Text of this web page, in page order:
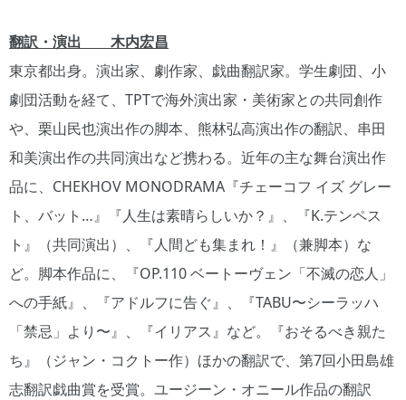
翻訳・演出 木内宏昌
東京都出身。演出家、劇作家、戯曲翻訳家。学生劇団、小
劇団活動を経て、TPTで海外演出家・美術家との共同創作
や、栗山民也演出作の脚本、熊林弘高演出作の翻訳、串田
和美演出作の共同演出など携わる。近年の主な舞台演出作
品に、CHEKHOV MONODRAMA『チェーコフ イズ グレー
ト、バット…』『人生は素晴らしいか？』、『K.テンペス
ト』（共同演出）、『人間ども集まれ！』（兼脚本）な
ど。脚本作品に、『OP.110 ベートーヴェン「不滅の恋人」
への手紙』、『アドルフに告ぐ』、『TABU〜シーラッハ
「禁忌」より〜』、『イリアス』など。『おそるべき親た
ち』（ジャン・コクトー作）ほかの翻訳で、第7回小田島雄
志翻訳戯曲賞を受賞。ユージーン・オニール作品の翻訳